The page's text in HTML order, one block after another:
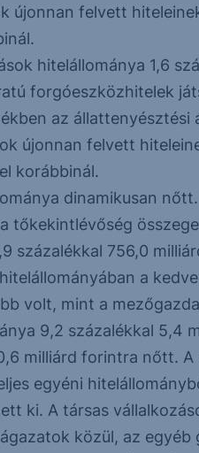
újonnan felvett
hitelállománya 1,6
forgóeszközhitelek
az állattenyésztési
újonnan felvett
korábbinál.
dinamikusan nőtt.
tőkekintlévőség
százalékkal 756,0
a
volt, mint a
9,2 százalékkal 5,4
milliárd forintra nőtt.
egyéni
ki. A társas
közül, az